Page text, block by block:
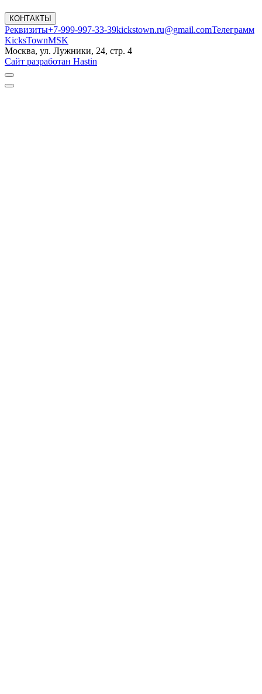
КОНТАКТЫ
Реквизиты+7-999-997-33-39kickstown.ru@gmail.comТелеграмм
KicksTownMSK
Москва, ул. Лужники, 24, стр. 4
Сайт разработан Hastin